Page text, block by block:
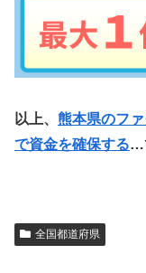
以上、 熊本県のフ
で資金を確保する…
全国都道府県